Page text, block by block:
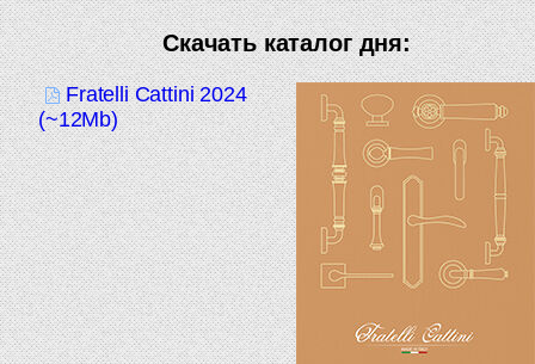
Скачать каталог дня:
Fratelli Cattini 2024
(~12Mb)